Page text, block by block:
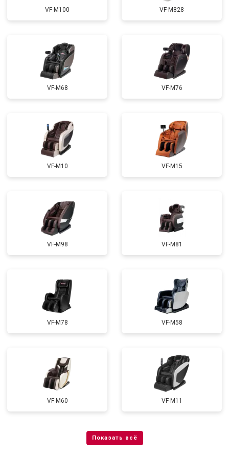
Ремонт сканера от 4800 ₽ Заказать
Ремонт купюроприемника
Замена сетевого трансформатора от 4500 ₽ Заказать
Ремонт микро-лифта от 5500 ₽
VF-M100 VF-M828
VF-M68 VF-M76
VF-M10 VF-M15
VF-M98 VF-M81
VF-M78 VF-M58
VF-M60 VF-M11